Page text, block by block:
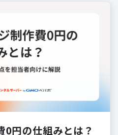
0円の仕組みとは？